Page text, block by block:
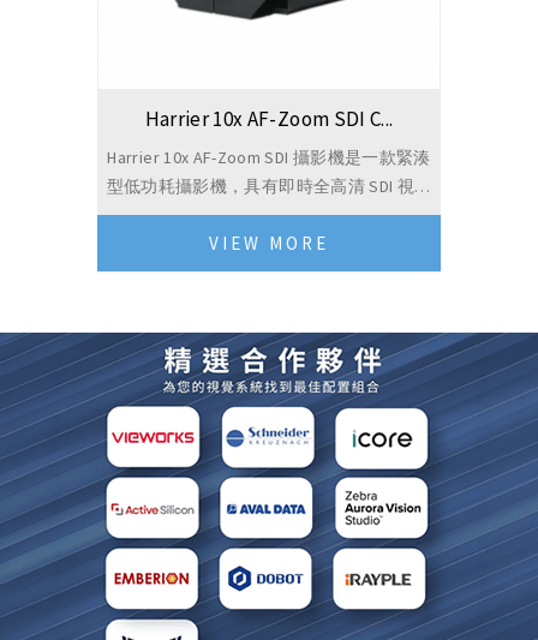
Harrier 10x AF-Zoom SDI C...
Harrier 10x AF-Zoom SDI 攝影機是一款緊湊
型低功耗攝影機，具有即時全高清 SDI 視訊
輸出（透過 MMCX 連接器）和 10 倍光纖變
焦功能。 這款 S...
VIEW MORE